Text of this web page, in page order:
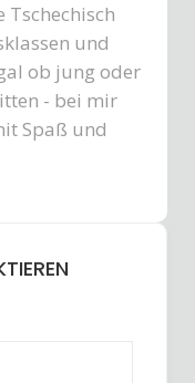
Tschechisch
und
ob jung oder
- bei mir
Spaß und